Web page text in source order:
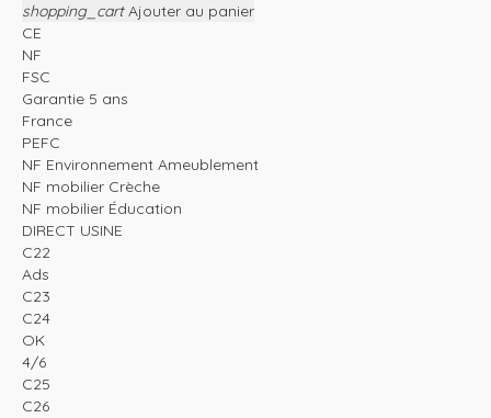
shopping_cart Ajouter au panier
CE
NF
FSC
Garantie 5 ans
France
PEFC
NF Environnement Ameublement
NF mobilier Crèche
NF mobilier Éducation
DIRECT USINE
C22
Ads
C23
C24
OK
4/6
C25
C26